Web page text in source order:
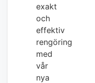
exakt
och
effektiv
rengöring
med
vår
nya